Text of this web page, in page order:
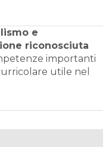
e
riconosciuta
importanti
utile nel